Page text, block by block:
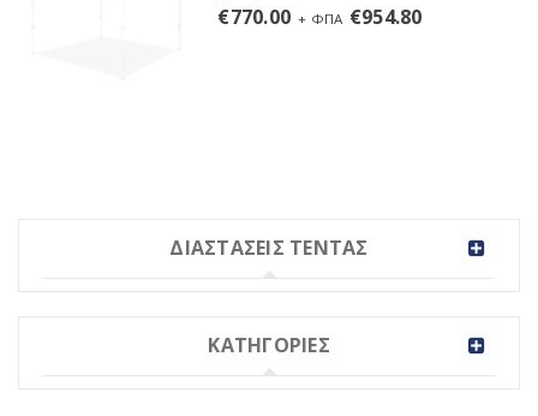
ΔΙΑΣΤΑΣΕΙΣ ΤΕΝΤΑΣ
ΚΑΤΗΓΟΡΙΕΣ
€770.00 + ΦΠΑ €954.80